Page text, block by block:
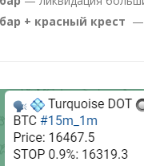
+ красный крест —